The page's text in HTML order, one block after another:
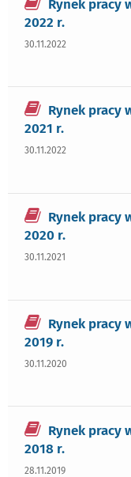
Rynek pracy
2022 r.
30.11.2022
Rynek pracy
2021 r.
30.11.2022
Rynek pracy
2020 r.
30.11.2021
Rynek pracy
2019 r.
30.11.2020
Rynek pracy
2018 r.
28.11.2019